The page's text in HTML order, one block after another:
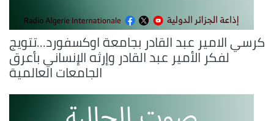
كرسي الامير عبد القادر بجامعة اوكسفورد...تتويج
لفكر الأمير عبد القادر وإرثه الإنساني بأعرق
الجامعات العالمية